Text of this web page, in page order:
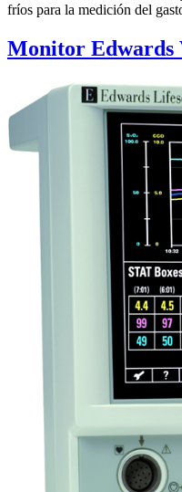
fríos para la medición del
Monitor